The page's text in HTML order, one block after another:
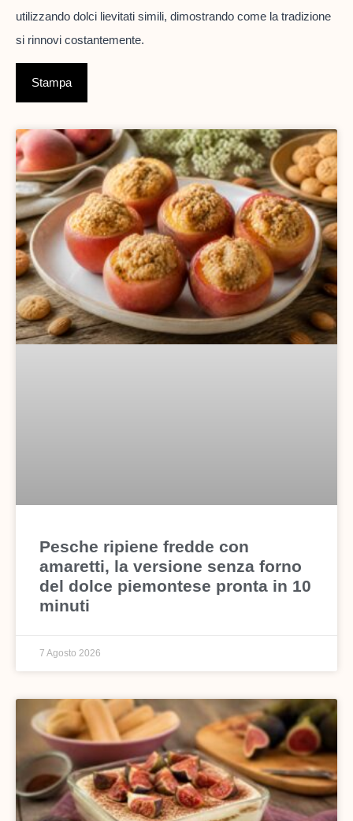
Pesche ripiene fredde con
amaretti, la versione senza forno
del dolce piemontese pronta in 10
minuti
7 Agosto 2026
utilizzando dolci lievitati simili, dimostrando come la tradizione
si rinnovi costantemente.
Stampa